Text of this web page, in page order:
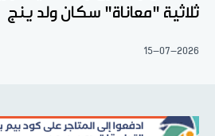
ثلاثية "معاناة" سكان ولد ينج
15-07-2026